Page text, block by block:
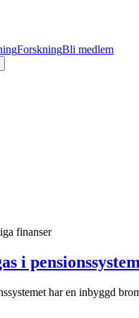
ForskningBli medlem
finanser
i
har en inbyggd